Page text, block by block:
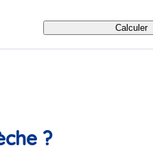
Calculer
?